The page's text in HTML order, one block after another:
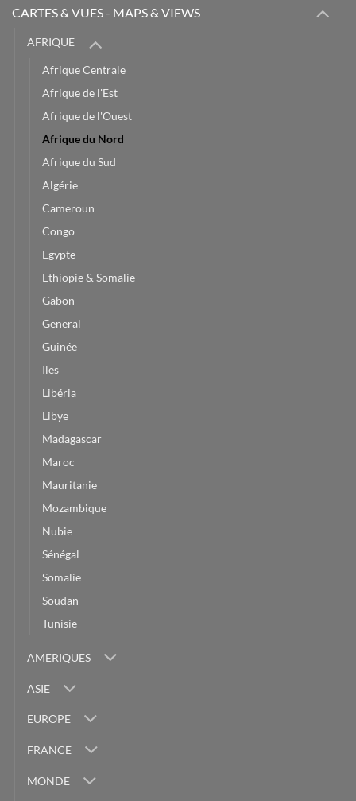
CARTES & VUES - MAPS & VIEWS
AFRIQUE
Afrique Centrale
Afrique de l'Est
Afrique de l'Ouest
Afrique du Nord
Afrique du Sud
Algérie
Cameroun
Congo
Egypte
Ethiopie & Somalie
Gabon
General
Guinée
Iles
Libéria
Libye
Madagascar
Maroc
Mauritanie
Mozambique
Nubie
Sénégal
Somalie
Soudan
Tunisie
AMERIQUES
ASIE
EUROPE
FRANCE
MONDE